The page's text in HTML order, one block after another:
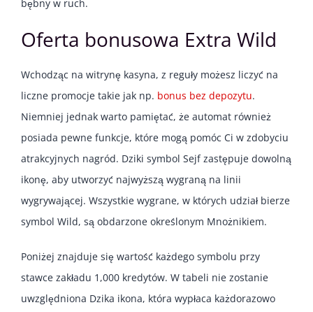
bębny w ruch.
Oferta bonusowa Extra Wild
Wchodząc na witrynę kasyna, z reguły możesz liczyć na
liczne promocje takie jak np. bonus bez depozytu.
Niemniej jednak warto pamiętać, że automat również
posiada pewne funkcje, które mogą pomóc Ci w zdobyciu
atrakcyjnych nagród. Dziki symbol Sejf zastępuje dowolną
ikonę, aby utworzyć najwyższą wygraną na linii
wygrywającej. Wszystkie wygrane, w których udział bierze
symbol Wild, są obdarzone określonym Mnożnikiem.
Poniżej znajduje się wartość każdego symbolu przy
stawce zakładu 1,000 kredytów. W tabeli nie zostanie
uwzględniona Dzika ikona, która wypłaca każdorazowo